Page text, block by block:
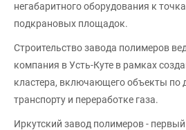
негабаритного оборудования к
подкрановых площадок.
Строительство завода полимеров
компания в Усть-Куте в рамках
кластера, включающего объекты по
транспорту и переработке газа.
Иркутский завод полимеров -